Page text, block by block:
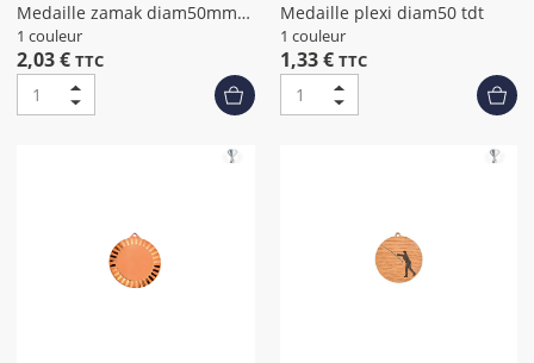
Medaille zamak diam50mm
bronze
1 couleur
2,03 € TTC
Medaille plexi diam50 tdt
1 couleur
1,33 € TTC